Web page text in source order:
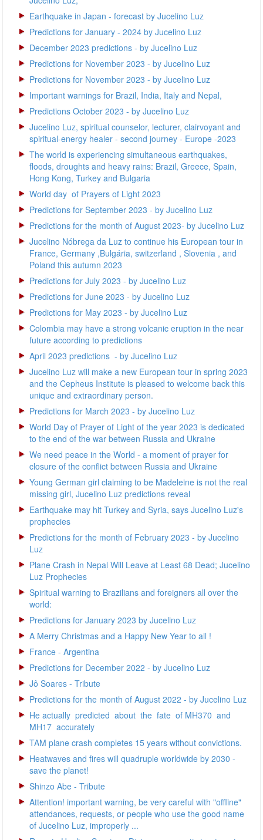
Earthquake in Japan - forecast by Jucelino Luz
Predictions for January - 2024 by Jucelino Luz
December 2023 predictions - by Jucelino Luz
Predictions for November 2023 - by Jucelino Luz
Predictions for November 2023 - by Jucelino Luz
Important warnings for Brazil, India, Italy and Nepal,
Predictions October 2023 - by Jucelino Luz
Jucelino Luz, spiritual counselor, lecturer, clairvoyant and
spiritual-energy healer - second journey - Europe -2023
The world is experiencing simultaneous earthquakes,
floods, droughts and heavy rains: Brazil, Greece, Spain,
Hong Kong, Turkey and Bulgaria
World day of Prayers of Light 2023
Predictions for September 2023 - by Jucelino Luz
Predictions for the month of August 2023- by Jucelino Luz
Jucelino Nóbrega da Luz to continue his European tour in
France, Germany ,Bulgária, switzerland , Slovenia , and
Poland this autumn 2023
Predictions for July 2023 - by Jucelino Luz
Predictions for June 2023 - by Jucelino Luz
Predictions for May 2023 - by Jucelino Luz
Colombia may have a strong volcanic eruption in the near
future according to predictions
April 2023 predictions - by Jucelino Luz
Jucelino Luz will make a new European tour in spring 2023
and the Cepheus Institute is pleased to welcome back this
unique and extraordinary person.
Predictions for March 2023 - by Jucelino Luz
World Day of Prayer of Light of the year 2023 is dedicated
to the end of the war between Russia and Ukraine
We need peace in the World - a moment of prayer for
closure of the conflict between Russia and Ukraine
Young German girl claiming to be Madeleine is not the real
missing girl, Jucelino Luz predictions reveal
Earthquake may hit Turkey and Syria, says Jucelino Luz's
prophecies
Predictions for the month of February 2023 - by Jucelino
Luz
Plane Crash in Nepal Will Leave at Least 68 Dead; Jucelino
Luz Prophecies
Spiritual warning to Brazilians and foreigners all over the
world:
Predictions for January 2023 by Jucelino Luz
A Merry Christmas and a Happy New Year to all !
France - Argentina
Predictions for December 2022 - by Jucelino Luz
Jô Soares - Tribute
Predictions for the month of August 2022 - by Jucelino Luz
He actually predicted about the fate of MH370 and
MH17 accurately
TAM plane crash completes 15 years without convictions.
Heatwaves and fires will quadruple worldwide by 2030 -
save the planet!
Shinzo Abe - Tribute
Attention! important warning, be very careful with "offline"
attendances, requests, or people who use the good name
of Jucelino Luz, improperly ...